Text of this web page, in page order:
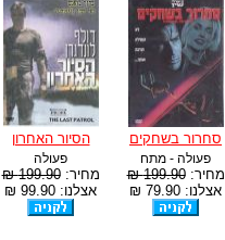
סחרור בשחקים
פעולה - מתח
מחיר:199.90 ₪
אצלנו: 79.90 ₪
הסיור האחרון
פעולה
מחיר:199.90 ₪
אצלנו: 99.90 ₪